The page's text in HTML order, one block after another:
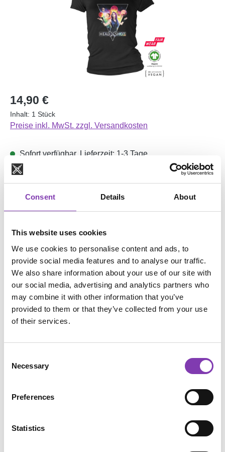
Consent Details About
This website uses cookies
We use cookies to personalise content and ads, to
provide social media features and to analyse our traffic.
We also share information about your use of our site with
our social media, advertising and analytics partners who
may combine it with other information that you’ve
provided to them or that they’ve collected from your use
of their services.
Selection
Necessary
Preferences
Statistics
Regulärer Preis:
14,90 €
Inhalt: 1 Stück
Preise inkl. MwSt. zzgl. Versandkosten
Sofort verfügbar, Lieferzeit: 1-3 Tage
Größeauswählen
M S
Zum Merkzettel hinzufügen
Produktnummer:
Beschreibung
Druck. Veganes, Bio Unisex T-Shirt von "Earth Positive"